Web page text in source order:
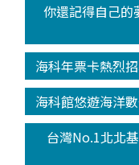
你還記得自己的
海科年票卡熱烈
海科館悠遊海洋
台灣No.1北北